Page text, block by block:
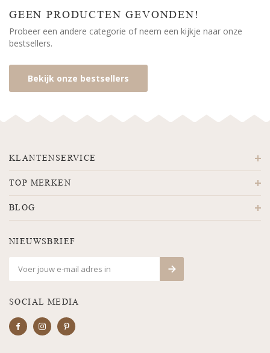
GEEN PRODUCTEN GEVONDEN!
Probeer een andere categorie of neem een kijkje naar onze
bestsellers.
Bekijk onze bestsellers
KLANTENSERVICE
TOP MERKEN
BLOG
NIEUWSBRIEF
SOCIAL MEDIA